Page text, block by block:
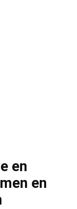
en
en